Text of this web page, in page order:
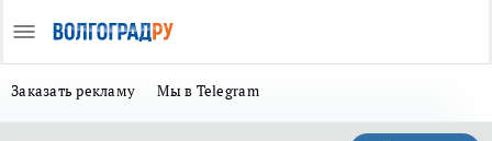
Заказать рекламу Мы в Telegram